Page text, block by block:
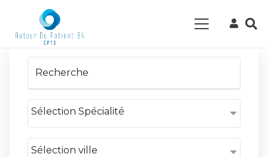
Sélection Spécialité
Sélection ville